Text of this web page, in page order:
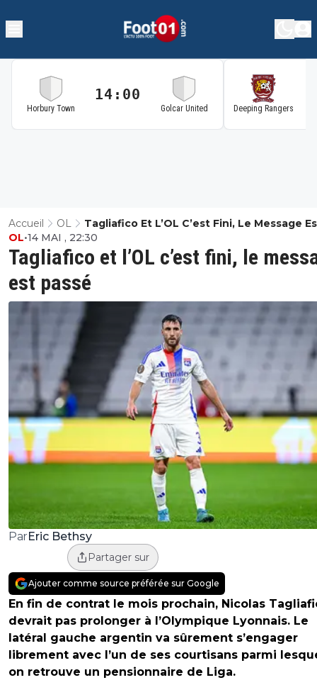
Horbury Town
14:00
Golcar United Deeping Rangers
Accueil OL
Tagliafico Et L’OL C’est Fini, Le Message
Passé
Tagliafico et l’OL c’est fini, le
est passé
OL•14 MAI , 22:30
ParEric Bethsy
Partager sur
Ajouter comme source préférée sur Google
En fin de contrat le mois prochain, Nicolas
devrait pas prolonger à l’Olympique Lyonnais. Le
latéral gauche argentin va sûrement s’engager
librement avec l’un de ses courtisans parmi
on retrouve un pensionnaire de Liga.